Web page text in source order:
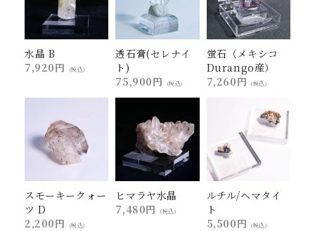
水晶 B
7,920円
(税込)
透石膏(セレナイ
ト)
75,900円
(税込)
蛍石（メキシコ
Durango産）
7,260円
(税込)
スモーキークォー
ツ D
2,200円
(税込)
ヒマラヤ水晶
7,480円
(税込)
ルチル/ヘマタイ
ト
5,500円
(税込)